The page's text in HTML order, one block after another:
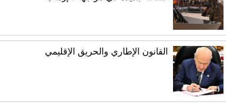
القانون الإطاري والحريق الإقليمي